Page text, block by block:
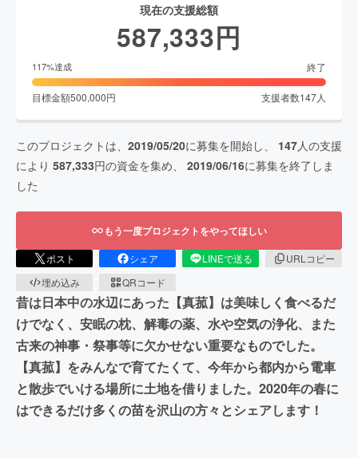
現在の支援総額
587,333円
117%達成 終了
目標金額500,000円 支援者数147人
このプロジェクトは、 2019/05/20に募集を開始し、 147人の支援
により 587,333円の資金を集め、 2019/06/16に募集を終了しま
した
もう一度プロジェクトをやってほしい
ポスト シェア LINEで送る
URLコピー
埋め込み
QRコード
昔は日本中の水辺にあった【真菰】は美味しく食べるだ
けでなく、安眠の枕、解毒の薬、水や空気の浄化、また
古来の神事・祭事等に欠かせない重要なものでした。
【真菰】をみんなで育てたくて、今年から都内から電車
と散歩でいける場所に土地を借りました。2020年の春に
はできるだけ多くの苗を沢山の方々とシェアします！